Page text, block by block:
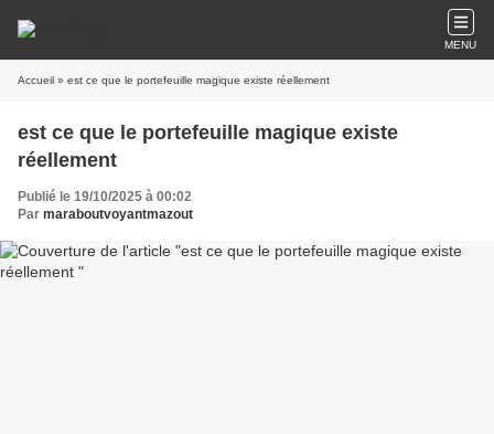
MENU
Accueil » est ce que le portefeuille magique existe réellement
est ce que le portefeuille magique existe
réellement
Publié le 19/10/2025 à 00:02
Par maraboutvoyantmazout